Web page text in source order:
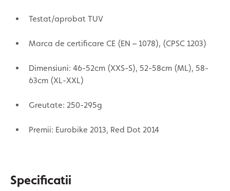
Testat/aprobat TUV
Marca de certificare CE (EN – 1078), (CPSC 1203)
Dimensiuni: 46-52cm (XXS-S), 52-58cm (ML), 58-
63cm (XL-XXL)
Greutate: 250-295g
Premii: Eurobike 2013, Red Dot 2014
Specificatii